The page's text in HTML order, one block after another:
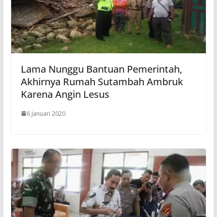
Lama Nunggu Bantuan Pemerintah,
Akhirnya Rumah Sutambah Ambruk
Karena Angin Lesus
6 Januari 2020